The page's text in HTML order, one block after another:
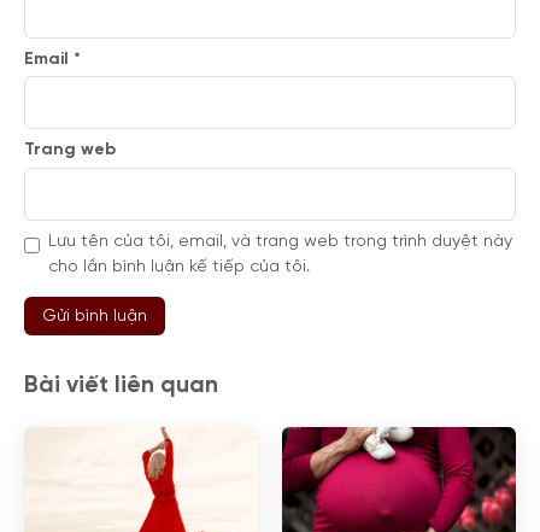
Email *
Trang web
Lưu tên của tôi, email, và trang web trong trình duyệt này
cho lần bình luận kế tiếp của tôi.
Bài viết liên quan